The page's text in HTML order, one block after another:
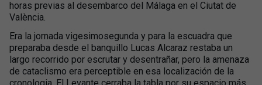
horas previas al desembarco del Málaga en el Ciutat de
València.
Era la jornada vigesimosegunda y para la escuadra que
preparaba desde el banquillo Lucas Alcaraz restaba un
largo recorrido por escrutar y desentrañar, pero la amenaza
de cataclismo era perceptible en esa localización de la